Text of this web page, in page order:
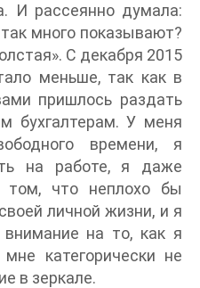
И рассеянно думала:
много показывают?
С декабря 2015
меньше, так как в
пришлось раздать
бухгалтерам. У меня
времени, я
на работе, я даже
том, что неплохо бы
личной жизни, и я
внимание на то, как я
категорически не
в зеркале.